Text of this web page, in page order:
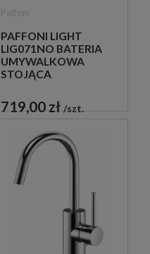
PAFFONI LIGHT
LIG071NO BATERIA
UMYWALKOWA
STOJĄCA
CZARNA
719,00 zł szt.